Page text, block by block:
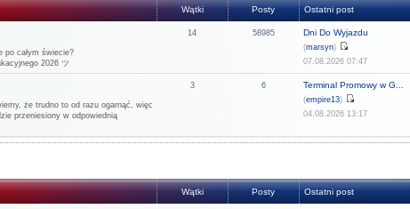
Wątki Posty Ostatni post
po całym świecie?
2026 ツ
14 58985 Dni Do Wyjazdu
(marsyn)
07.08.2026 07:47
że trudno to od razu ogarnąć, więc
przeniesiony w odpowiednią
3 6 Terminal Promowy w G...
(empire13)
04.08.2026 13:17
Wątki Posty Ostatni post